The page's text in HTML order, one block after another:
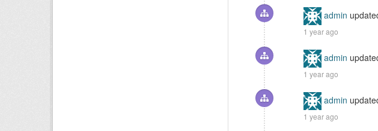
admin
1 year ago
admin
1 year ago
admin
1 year ago